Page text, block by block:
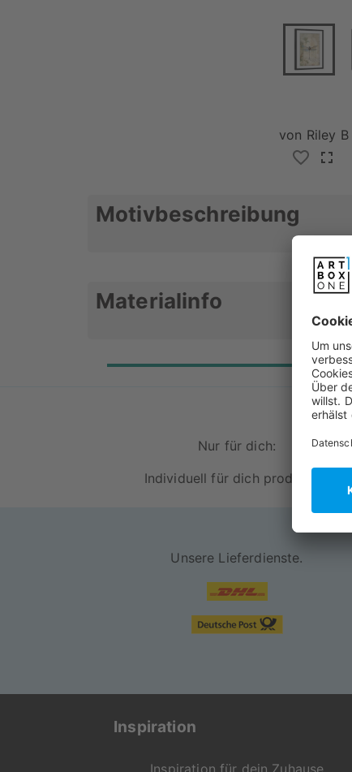
von Riley B
Motivbeschreibung
Eine Libelle auf Notenblättern mit
Materialinfo
Verleihe deinem
Unsere Poster werden
Für die Langlebigkeit der
Rahme sind in schwarz,
Robuste Acrylglasscheibe
Motiv wird durch den
Versand erfolgt fertig
Falls du
Nur für dich:
Individuell für dich produziert
Unsere Lieferdienste.
Inspiration
Inspiration für dein Zuhause